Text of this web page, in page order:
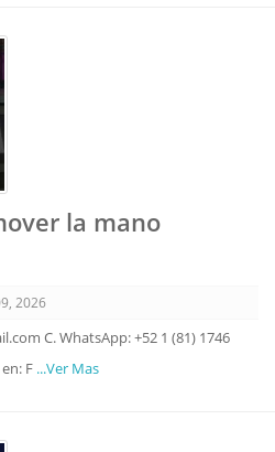
la mano
2026
C. WhatsApp: +52 1 (81) 1746
F ...Ver Mas